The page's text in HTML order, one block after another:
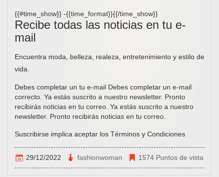
{{#time_show}} -{{time_format}}{{/time_show}}
Recibe todas las noticias en tu e-
mail
Encuentra moda, belleza, realeza, entretenimiento y estilo de
vida.
Debes completar un tu e-mail Debes completar un e-mail
correcto. Ya estás suscrito a nuestro newsletter. Pronto
recibirás noticias en tu correo. Ya estás suscrito a nuestro
newsletter. Pronto recibirás noticias en tu correo.
Suscribirse implica aceptar los Términos y Condiciones
29/12/2022 fashionwoman 1574 Puntos de vista